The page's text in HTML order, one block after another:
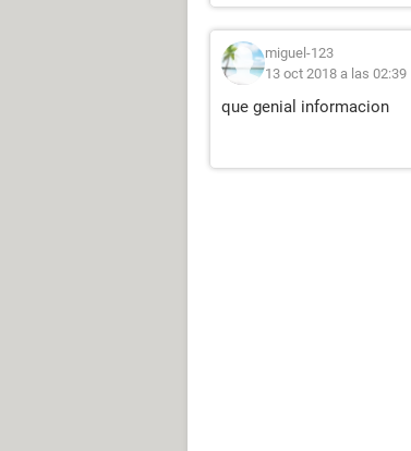
miguel-123
13 oct 2018 a las 02:39
que genial informacion